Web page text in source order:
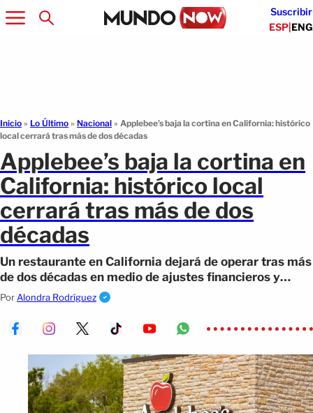
Suscribir
ESP|ENG
Inicio » Lo Último » Nacional » Applebee’s baja la cortina en California: histórico
local cerrará tras más de dos décadas
Applebee’s baja la cortina en
California: histórico local
cerrará tras más de dos
décadas
Un restaurante en California dejará de operar tras más
de dos décadas en medio de ajustes financieros y
cambios estratégicos.
Por Alondra Rodríguez